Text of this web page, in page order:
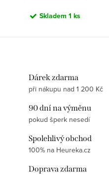
Skladem 1 ks
Dárek zdarma
při nákupu nad 1 200 Kč
90 dní na výměnu
pokud šperk nesedí
Spolehlivý obchod
100% na Heureka.cz
Doprava zdarma